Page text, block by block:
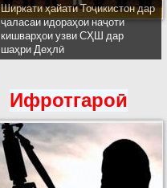
Ширкати ҳайати Тоҷикистон дар
ҷаласаи идораҳои наҷоти
кишварҳои узви СҲШ дар
шаҳри Деҳлӣ
Ифротгароӣ